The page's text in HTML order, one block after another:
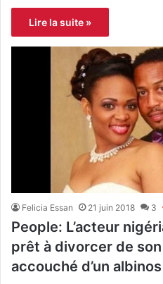
Lire la suite »
Felicia Essan 21 juin 2018 3
People: L’acteur
prêt à divorcer de
accouché d’un